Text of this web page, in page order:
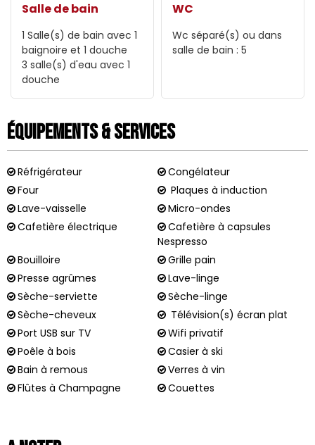
Salle de bain
1 Salle(s) de bain avec 1
baignoire et 1 douche
3 salle(s) d'eau avec 1
douche
WC
Wc séparé(s) ou dans
salle de bain : 5
Équipements & Services
Réfrigérateur
Congélateur
Four
Plaques à induction
Lave-vaisselle
Micro-ondes
Cafetière électrique
Cafetière à capsules
Nespresso
Bouilloire
Grille pain
Presse agrûmes
Lave-linge
Sèche-serviette
Sèche-linge
Sèche-cheveux
Télévision(s) écran plat
Port USB sur TV
Wifi privatif
Poêle à bois
Casier à ski
Bain à remous
Verres à vin
Flûtes à Champagne
Couettes